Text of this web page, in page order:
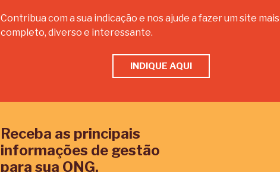
Contribua com a sua indicação e nos ajude a fazer um site mais
completo, diverso e interessante.
INDIQUE AQUI
Receba as principais
informações de gestão
para sua ONG.